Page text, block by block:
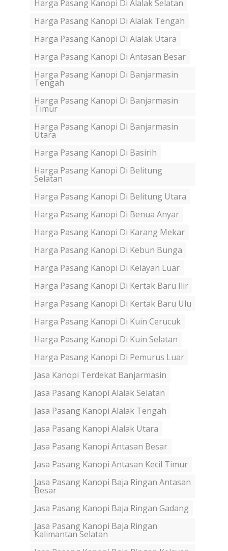
Harga Pasang Kanopi Di Alalak Selatan
Harga Pasang Kanopi Di Alalak Tengah
Harga Pasang Kanopi Di Alalak Utara
Harga Pasang Kanopi Di Antasan Besar
Harga Pasang Kanopi Di Banjarmasin
Tengah
Harga Pasang Kanopi Di Banjarmasin
Timur
Harga Pasang Kanopi Di Banjarmasin
Utara
Harga Pasang Kanopi Di Basirih
Harga Pasang Kanopi Di Belitung
Selatan
Harga Pasang Kanopi Di Belitung Utara
Harga Pasang Kanopi Di Benua Anyar
Harga Pasang Kanopi Di Karang Mekar
Harga Pasang Kanopi Di Kebun Bunga
Harga Pasang Kanopi Di Kelayan Luar
Harga Pasang Kanopi Di Kertak Baru Ilir
Harga Pasang Kanopi Di Kertak Baru Ulu
Harga Pasang Kanopi Di Kuin Cerucuk
Harga Pasang Kanopi Di Kuin Selatan
Harga Pasang Kanopi Di Pemurus Luar
Jasa Kanopi Terdekat Banjarmasin
Jasa Pasang Kanopi Alalak Selatan
Jasa Pasang Kanopi Alalak Tengah
Jasa Pasang Kanopi Alalak Utara
Jasa Pasang Kanopi Antasan Besar
Jasa Pasang Kanopi Antasan Kecil Timur
Jasa Pasang Kanopi Baja Ringan Antasan
Besar
Jasa Pasang Kanopi Baja Ringan Gadang
Jasa Pasang Kanopi Baja Ringan
Kalimantan Selatan